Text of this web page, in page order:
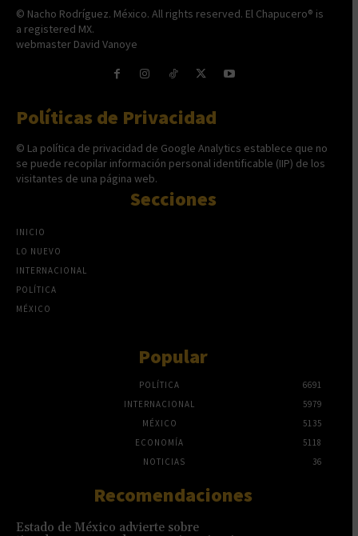
© Nacho Rodríguez. México. All rights reserved. El Chapucero® is
a registered MX.
webmaster David Vanoye
Políticas de Privacidad
© La política de privacidad de Google Analytics establece que no
se puede recopilar información personal identificable (IIP) de los
visitantes de una página web.
Secciones
INICIO
LO NUEVO
INTERNACIONAL
POLÍTICA
MÉXICO
Popular
POLÍTICA
6691
INTERNACIONAL
5979
MÉXICO
5135
ECONOMÍA
5118
NOTICIAS
36
Recomendaciones
Estado de México advierte sobre